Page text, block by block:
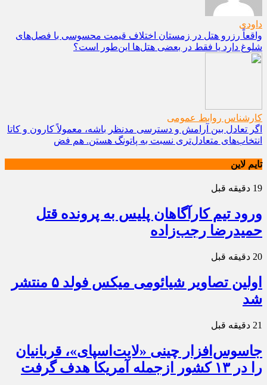
داودی
واقعاً رزرو هتل در زمستان اختلاف قیمت محسوسی با فصل‌های
شلوغ دارد یا فقط در بعضی هتل‌ها این‌طور است؟
کارشناس روابط عمومی
اگر تعادل بین آرامش و دسترسی مدنظر باشه، معمولاً کارون و کاتا
انتخاب‌های متعادل‌تری نسبت به پاتونگ هستن. هم فض
تایم لاین
19 دقیقه قبل
ورود تیم کارآگاهان پلیس به پرونده قتل
حمیدرضا رجب‌زاده
20 دقیقه قبل
اولین تصاویر شیائومی میکس فولد ۵ منتشر
شد
21 دقیقه قبل
جاسوس‌افزار چینی «لایت‌اسپای»، قربانیان
را در ۱۳ کشور ازجمله آمریکا هدف گرفت